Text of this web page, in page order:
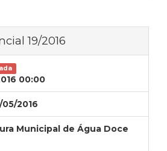
19/2016
00:00
2016
Municipal de Água Doce